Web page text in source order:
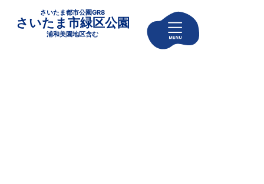
さいたま都市公園GR8
さいたま市緑区公園
浦和美園地区含む